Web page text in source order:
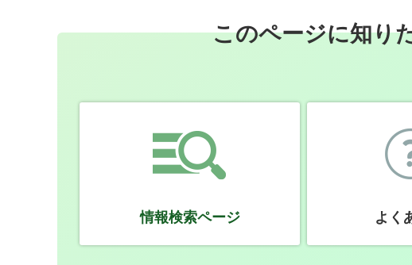
このページに知り
情報検索ページ よく